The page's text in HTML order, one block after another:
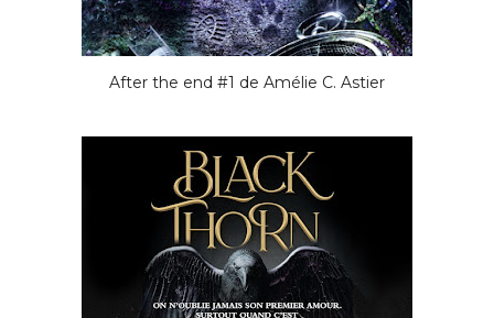
After the end #1 de Amélie C. Astier